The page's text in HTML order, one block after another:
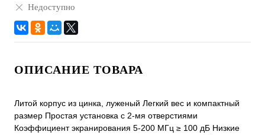
Недоступно
ОПИСАНИЕ ТОВАРА
Литой корпус из цинка, луженый Легкий вес и компактный
размер Простая установка с 2-мя отверстиями
Коэффициент экранирования 5-200 МГц ≥ 100 дБ Низкие